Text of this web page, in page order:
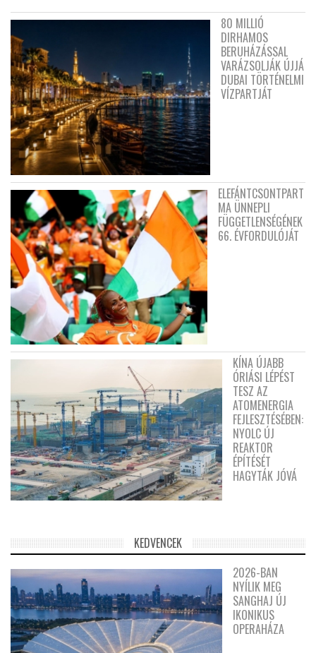
80 MILLIÓ
DIRHAMOS
BERUHÁZÁSSAL
VARÁZSOLJÁK ÚJJÁ
DUBAI TÖRTÉNELMI
VÍZPARTJÁT
ELEFÁNTCSONTPART
MA ÜNNEPLI
FÜGGETLENSÉGÉNEK
66. ÉVFORDULÓJÁT
KÍNA ÚJABB
ÓRIÁSI LÉPÉST
TESZ AZ
ATOMENERGIA
FEJLESZTÉSÉBEN:
NYOLC ÚJ
REAKTOR
ÉPÍTÉSÉT
HAGYTÁK JÓVÁ
KEDVENCEK
2026-BAN
NYÍLIK MEG
SANGHAJ ÚJ
IKONIKUS
OPERAHÁZA